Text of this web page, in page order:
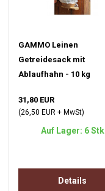
GAMMO Leinen
Getreidesack mit
Ablaufhahn - 10 kg
31,80 EUR
(26,50 EUR + MwSt)
Auf Lager: 6 Stk
Details